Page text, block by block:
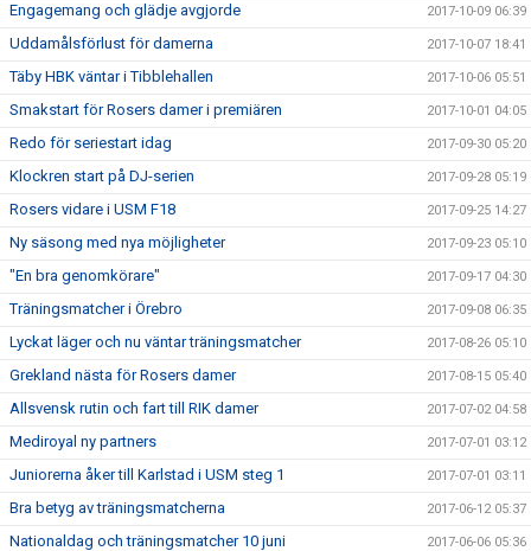
Engagemang och glädje avgjorde 2017-10-09 06:39
Uddamålsförlust för damerna 2017-10-07 18:41
Täby HBK väntar i Tibblehallen 2017-10-06 05:51
Smakstart för Rosers damer i premiären 2017-10-01 04:05
Redo för seriestart idag 2017-09-30 05:20
Klockren start på DJ-serien 2017-09-28 05:19
Rosers vidare i USM F18 2017-09-25 14:27
Ny säsong med nya möjligheter 2017-09-23 05:10
"En bra genomkörare" 2017-09-17 04:30
Träningsmatcher i Örebro 2017-09-08 06:35
Lyckat läger och nu väntar träningsmatcher 2017-08-26 05:10
Grekland nästa för Rosers damer 2017-08-15 05:40
Allsvensk rutin och fart till RIK damer 2017-07-02 04:58
Mediroyal ny partners 2017-07-01 03:12
Juniorerna åker till Karlstad i USM steg 1 2017-07-01 03:11
Bra betyg av träningsmatcherna 2017-06-12 05:37
Nationaldag och träningsmatcher 10 juni 2017-06-06 05:36